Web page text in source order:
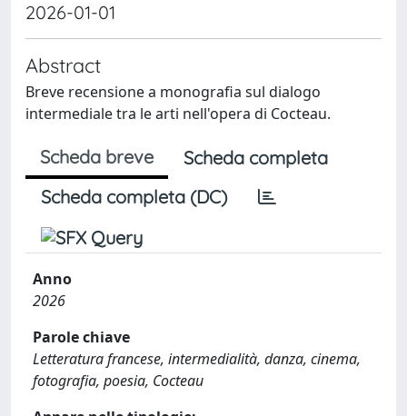
2026-01-01
Abstract
Breve recensione a monografia sul dialogo
intermediale tra le arti nell'opera di Cocteau.
Scheda breve
Scheda completa
Scheda completa (DC)
Anno
2026
Parole chiave
Letteratura francese, intermedialità, danza, cinema,
fotografia, poesia, Cocteau